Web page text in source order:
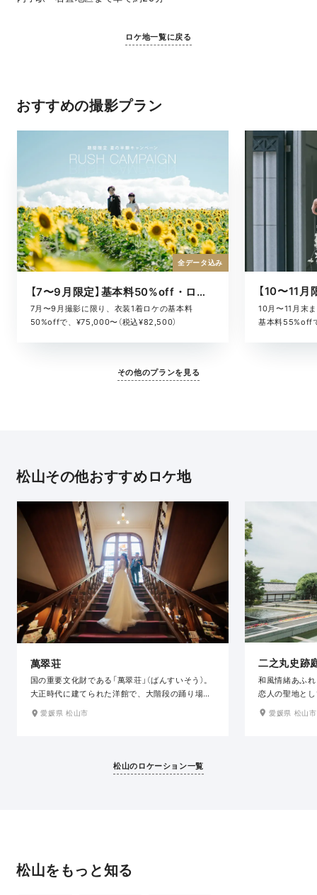
ロケ地一覧に戻る
おすすめの撮影プラン
【7〜9月限定】基本料50%off・ロケキャンペーン
7月〜9月撮影に限り、衣装1着ロケの基本料
50%offで、¥75,000〜（税込¥82,500）
全データ込み
10月〜11月末
基本料55%off
その他のプランを見る
松山その他おすすめロケ地
萬翠荘
国の重要文化財である「萬翠荘」（ばんすいそう）。
大正時代に建てられた洋館で、大階段の踊り場や
壁面に大きなステンドグラス、 家具や照明等にア
愛媛県 松山市
二之丸史跡
和風情緒あふ
恋人の聖地と
美しい情緒あ
の人気スポッ
愛媛県 松山市
松山のロケーション一覧
松山をもっと知る